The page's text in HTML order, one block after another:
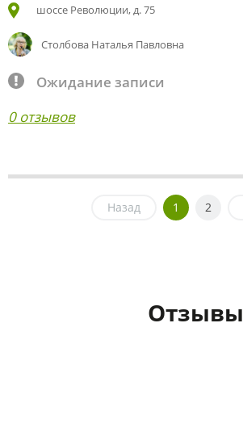
шоссе Революции, д. 75
Столбова Наталья Павловна
Ожидание записи
0 отзывов
Назад 1 2
Отзывы